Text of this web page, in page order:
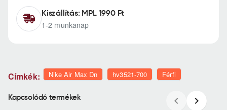
Kiszállítás: MPL 1990 Ft
1-2 munkanap
Címkék: Nike Air Max Dn hv3521-700 Férfi
Kapcsolódó termékek